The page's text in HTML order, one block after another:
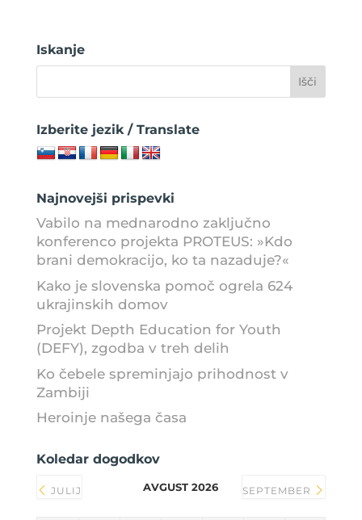
Iskanje
Izberite jezik / Translate
Najnovejši prispevki
Vabilo na mednarodno zaključno
konferenco projekta PROTEUS: »Kdo
brani demokracijo, ko ta nazaduje?«
Kako je slovenska pomoč ogrela 624
ukrajinskih domov
Projekt Depth Education for Youth
(DEFY), zgodba v treh delih
Ko čebele spreminjajo prihodnost v
Zambiji
Heroinje našega časa
Koledar dogodkov
JULIJ AVGUST 2026 SEPTEMBER